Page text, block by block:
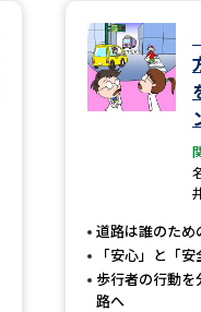
道路は誰のため
「安心」と「
歩行者の行動
路へ